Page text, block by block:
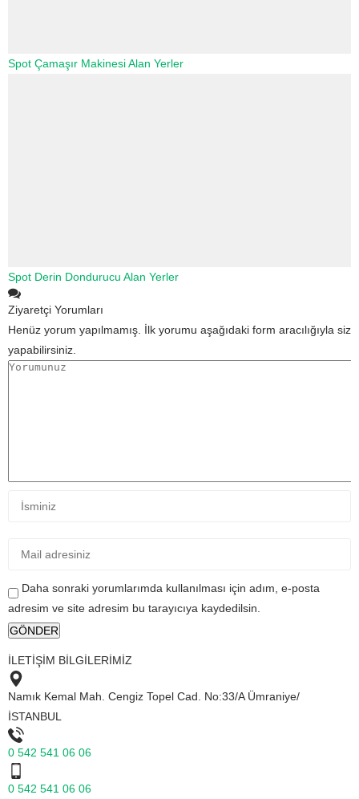
Spot Çamaşır Makinesi Alan Yerler
Spot Derin Dondurucu Alan Yerler
Ziyaretçi Yorumları
Henüz yorum yapılmamış. İlk yorumu aşağıdaki form aracılığıyla siz
yapabilirsiniz.
Daha sonraki yorumlarımda kullanılması için adım, e-posta
adresim ve site adresim bu tarayıcıya kaydedilsin.
İLETİŞİM BİLGİLERİMİZ
Namık Kemal Mah. Cengiz Topel Cad. No:33/A Ümraniye/
İSTANBUL
0 542 541 06 06
0 542 541 06 06